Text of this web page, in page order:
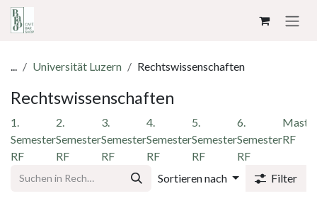
... Universität Luzern Rechtswissenschaften
Rechtswissenschaften
1.
Semester
RF
2.
Semester
RF
3.
Semester
RF
4.
Semester
RF
5.
Semester
RF
6.
Semester
RF
RF
Sortieren nach Filter